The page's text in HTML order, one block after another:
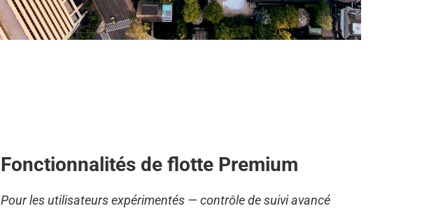
Fonctionnalités de flotte Premium
Pour les utilisateurs expérimentés — contrôle de suivi avancé